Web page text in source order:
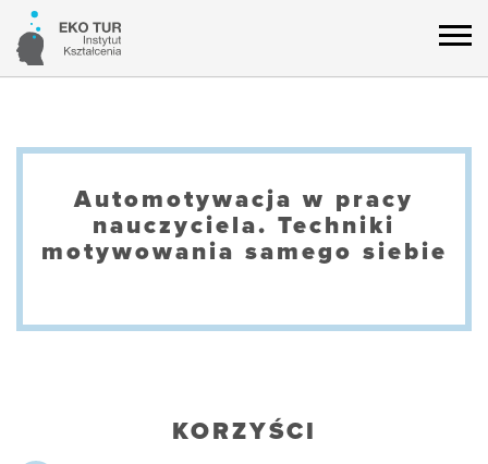
Automotywacja w pracy
nauczyciela. Techniki
motywowania samego siebie
KORZYŚCI